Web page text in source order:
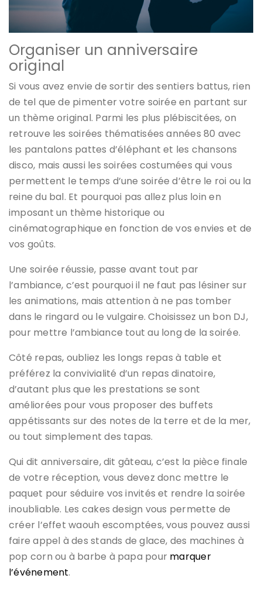
Organiser un anniversaire
original
Si vous avez envie de sortir des sentiers battus, rien
de tel que de pimenter votre soirée en partant sur
un thème original. Parmi les plus plébiscitées, on
retrouve les soirées thématisées années 80 avec
les pantalons pattes d’éléphant et les chansons
disco, mais aussi les soirées costumées qui vous
permettent le temps d’une soirée d’être le roi ou la
reine du bal. Et pourquoi pas allez plus loin en
imposant un thème historique ou
cinématographique en fonction de vos envies et de
vos goûts.
Une soirée réussie, passe avant tout par
l’ambiance, c’est pourquoi il ne faut pas lésiner sur
les animations, mais attention à ne pas tomber
dans le ringard ou le vulgaire. Choisissez un bon DJ,
pour mettre l’ambiance tout au long de la soirée.
Côté repas, oubliez les longs repas à table et
préférez la convivialité d’un repas dinatoire,
d’autant plus que les prestations se sont
améliorées pour vous proposer des buffets
appétissants sur des notes de la terre et de la mer,
ou tout simplement des tapas.
Qui dit anniversaire, dit gâteau, c’est la pièce finale
de votre réception, vous devez donc mettre le
paquet pour séduire vos invités et rendre la soirée
inoubliable. Les cakes design vous permette de
créer l’effet waouh escomptées, vous pouvez aussi
faire appel à des stands de glace, des machines à
pop corn ou à barbe à papa pour marquer
l’événement.